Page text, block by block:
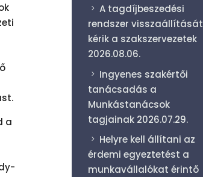
a
A tagdíjbeszedési
rendszer visszaállítását
kérik a szakszervezetek
2026.08.06.
Ingyenes szakértői
tanácsadás a
Munkástanácsok
tagjainak 2026.07.29.
Helyre kell állítani az
érdemi egyeztetést a
munkavállalókat érintő